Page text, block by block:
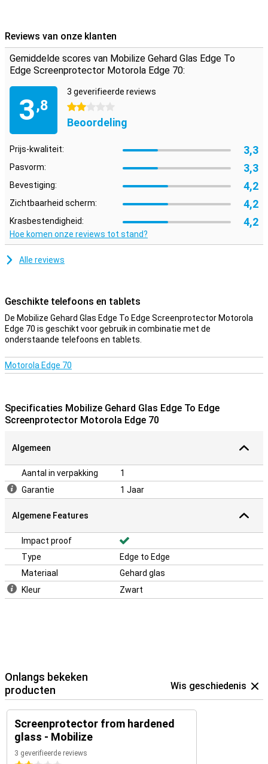
complete voorkant van je Motorola Edge 70 bedekt.
Reviews van onze klanten
Gemiddelde scores van Mobilize Gehard Glas Edge To
Edge Screenprotector Motorola Edge 70:
3,8
3 geverifieerde reviews
2 sterren
Beoordeling
Prijs-kwaliteit: 3,3
Pasvorm: 3,3
Bevestiging: 4,2
Zichtbaarheid scherm: 4,2
Krasbestendigheid: 4,2
Hoe komen onze reviews tot stand?
Alle reviews
Geschikte telefoons en tablets
De Mobilize Gehard Glas Edge To Edge Screenprotector Motorola
Edge 70 is geschikt voor gebruik in combinatie met de
onderstaande telefoons en tablets.
Motorola Edge 70
Specificaties Mobilize Gehard Glas Edge To Edge
Screenprotector Motorola Edge 70
Algemeen
Aantal in verpakking
1
Garantie
1 Jaar
Algemene Features
Impact proof
Type
Edge to Edge
Materiaal
Gehard glas
Kleur
Zwart
Onlangs bekeken
producten
Wis geschiedenis
Screenprotector from hardened
glass - Mobilize
3 geverifieerde reviews